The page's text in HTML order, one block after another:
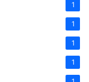
1
1
1
1